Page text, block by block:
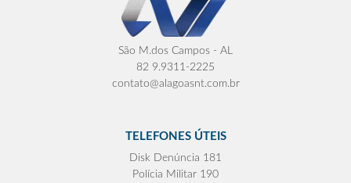
São M.dos Campos - AL
82 9.9311-2225
contato@alagoasnt.com.br
TELEFONES ÚTEIS
Disk Denúncia 181
Polícia Militar 190